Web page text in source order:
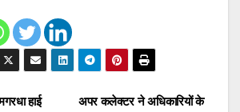
अपर कलेक्टर ने अधिकारियों के
हाई